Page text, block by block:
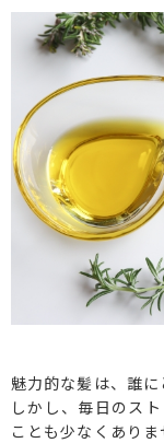
魅力的な髪は、誰に
しかし、毎日のス
ことも少なくありま